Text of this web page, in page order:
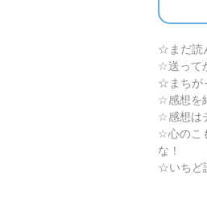
☆まだ読
☆送って
☆まちが
☆感想を
☆感想は
☆心のこ
な！
☆いちど